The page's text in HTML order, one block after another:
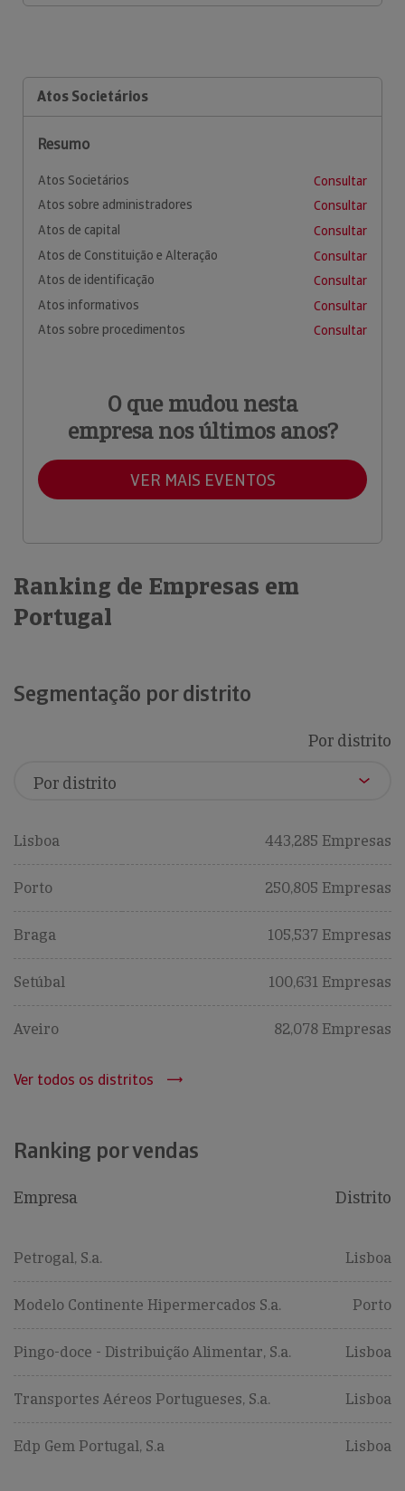
Atos Societários
Resumo
Atos Societários
Consultar
Atos sobre administradores
Consultar
Atos de capital
Consultar
Atos de Constituição e Alteração
Consultar
Atos de identificação
Consultar
Atos informativos
Consultar
Atos sobre procedimentos
Consultar
O que mudou nesta
empresa nos últimos anos?
VER MAIS EVENTOS
Ranking de Empresas em
Portugal
Segmentação por distrito
Por distrito
Lisboa 443,285 Empresas
Porto 250,805 Empresas
Braga 105,537 Empresas
Setúbal 100,631 Empresas
Aveiro 82,078 Empresas
Ver todos os distritos
Ranking por vendas
Empresa Distrito
Petrogal, S.a. Lisboa
Modelo Continente Hipermercados S.a. Porto
Pingo-doce - Distribuição Alimentar, S.a. Lisboa
Transportes Aéreos Portugueses, S.a. Lisboa
Edp Gem Portugal, S.a Lisboa